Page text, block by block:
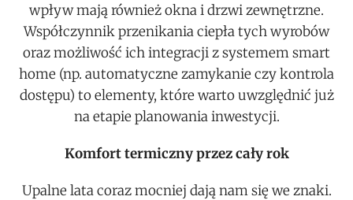
wpływ mają również okna i drzwi zewnętrzne.
Współczynnik przenikania ciepła tych wyrobów
oraz możliwość ich integracji z systemem smart
home (np. automatyczne zamykanie czy kontrola
dostępu) to elementy, które warto uwzględnić już
na etapie planowania inwestycji.
Komfort termiczny przez cały rok
Upalne lata coraz mocniej dają nam się we znaki.